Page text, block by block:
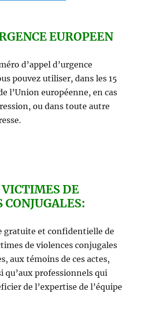
EUROPEEN
d’appel d’urgence
pouvez utiliser, dans les 15
l’Union européenne, en cas
ou dans toute autre
DE
CONJUGALES:
gratuite et confidentielle de
de violences conjugales
aux témoins de ces actes,
qu’aux professionnels qui
de l’expertise de l’équipe